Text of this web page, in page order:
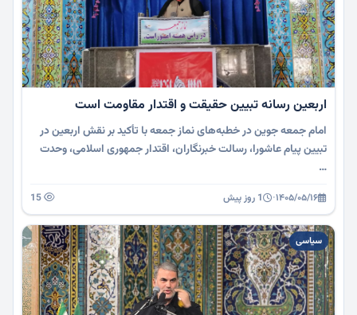
اربعین رسانه تبیین حقیقت و اقتدار مقاومت است
امام جمعه جوین در خطبه‌های نماز جمعه با تأکید بر نقش اربعین در
تبیین پیام عاشورا، رسالت خبرنگاران، اقتدار جمهوری اسلامی، وحدت
…
۱۴۰۵/۰۵/۱۶· 1 روز پیش
سیاسی